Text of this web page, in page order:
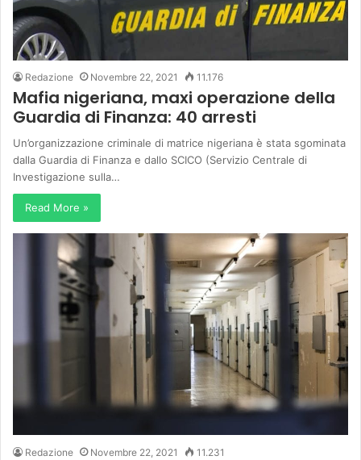
Redazione Novembre 22, 2021 11.176
Mafia nigeriana, maxi operazione della
Guardia di Finanza: 40 arresti
Un’organizzazione criminale di matrice nigeriana è stata sgominata
dalla Guardia di Finanza e dallo SCICO (Servizio Centrale di
Investigazione sulla…
Read More »
Redazione Novembre 22, 2021 11.231